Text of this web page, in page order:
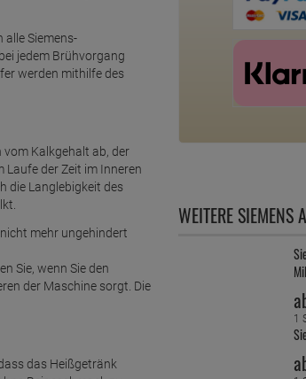
WEITERE SIEMENS
1
alle Siemens-
jedem Brühvorgang
werden mithilfe des
vom Kalkgehalt ab, der
der Zeit im Inneren
die Langlebigkeit des
mehr ungehindert
Sie, wenn Sie den
der Maschine sorgt. Die
das Heißgetränk